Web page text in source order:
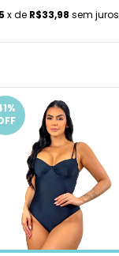
5 x de R$33,98 sem juros
%